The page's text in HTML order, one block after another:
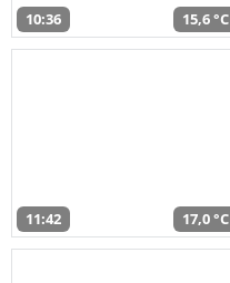
10:36 15,6 °C
11:42 17,0 °C